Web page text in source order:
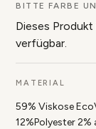
BITTE FARBE
Dieses
verfügbar.
MATERIAL
59% Viskose
12%Polyester 2%